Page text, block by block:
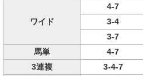
ワイド
4-7
3-4
3-7
馬単
4-7
3連複
3-4-7